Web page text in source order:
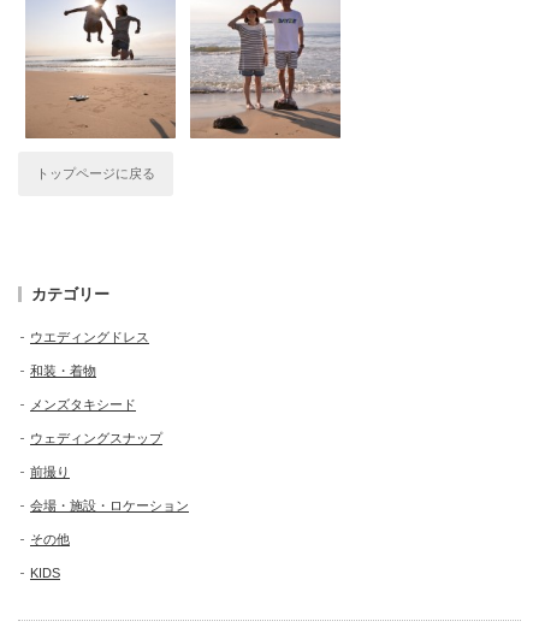
トップページに戻る
カテゴリー
ウエディングドレス
和装・着物
メンズタキシード
ウェディングスナップ
前撮り
会場・施設・ロケーション
その他
KIDS